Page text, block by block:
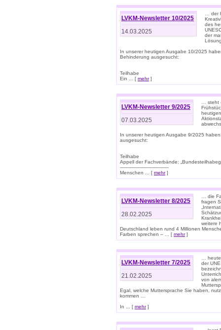
LVKM-Newsletter 10/2025
14.03.2025
… der
des
der
In unserer heutigen Ausgabe 10/2025
Behinderung ausgesucht:
Teilhabe
Ein ... [ mehr]
LVKM-Newsletter 9/2025
07.03.2025
… steht
In unserer heutigen Ausgabe 9/2025
ausgesucht:
Teilhabe
Appell der Fachverbände:
---------------------------------
Menschen ... [ mehr]
LVKM-Newsletter 8/2025
28.02.2025
… die
fragen
weitere
Deutschland leben rund 4 Millionen
Farben sprechen – ... [ mehr]
LVKM-Newsletter 7/2025
21.02.2025
…
der
von
Egal, welche Muttersprache Sie haben,
kommen …
In ... [ mehr]